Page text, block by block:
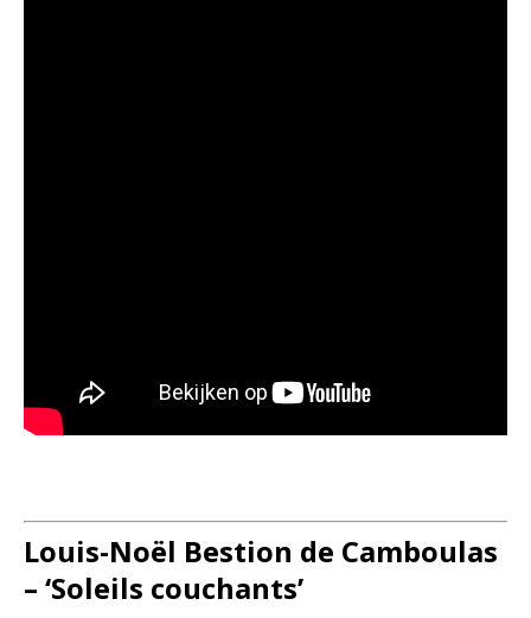
Louis-Noël Bestion de Camboulas
– ‘Soleils couchants’